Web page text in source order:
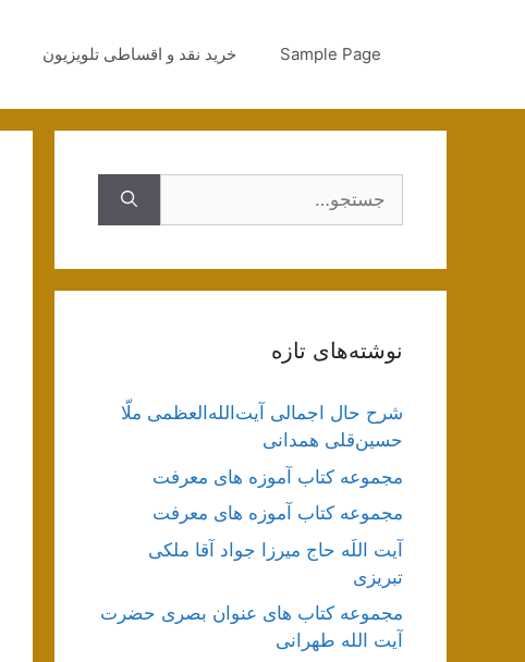
Sample Page خرید نقد و اقساطی تلویزیون
نوشته‌های تازه
شرح حال اجمالی آیت‌الله‌العظمی ملّا
حسین‌قلی همدانی
مجموعه کتاب آموزه های معرفت
مجموعه کتاب آموزه های معرفت
آیت اللَه حاج میرزا جواد آقا ملکی
تبریزی
مجموعه کتاب های عنوان بصری حضرت
آیت الله طهرانی